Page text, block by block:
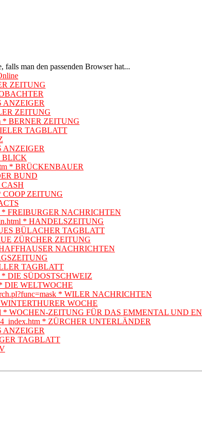
falls man den passenden Browser hat...
ZEITUNG
ANZEIGER
ZEITUNG
* BERNER ZEITUNG
TAGBLATT
ANZEIGER
BLICK
* BRÜCKENBAUER
BUND
CASH
COOP ZEITUNG
* FREIBURGER NACHRICHTEN
* HANDELSZEITUNG
BÜLACHER TAGBLATT
ZÜRCHER ZEITUNG
NACHRICHTEN
TAGBLATT
* DIE SÜDOSTSCHWEIZ
DIE WELTWOCHE
* WILER NACHRICHTEN
WOCHE
* WOCHEN-ZEITUNG FÜR DAS EMMENTAL UND
* ZÜRCHER UNTERLÄNDER
ANZEIGER
TAGBLATT